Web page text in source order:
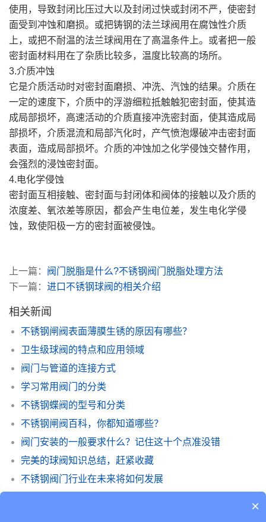
使用，导致封闭比压过大以及封闭过快或封闭不严，使密封
面受到冲蚀和磨损。或把铸钢的法兰球阀用在腐蚀性介质
上，或把不耐温的法兰球阀用在了高温条件上。或者把一般
密封面材料用在了杂质比较多，温度比较高的场所。
3.介质冲蚀
它是介质活动时对密封面磨损、冲洗、汽蚀的结果。介质在
一定的速度下，介质中的浮游细粒抵触触犯密封面，使其造
成局部损坏，高速活动的介质直接冲洗密封面，使其造成局
部损坏，介质混流和局部汽化时，产气愤泡爆破冲击密封面
表面，造成局部损坏。介质的冲蚀加之化学侵蚀交替作用，
会强烈的浸蚀密封面。
4.电化学侵蚀
密封面互相接触、密封面与封闭体和阀体的接触以及介质的
浓度差、氧浓差等原因，都会产生电位差，发生电化学侵
蚀，致使阳极一方的密封面被侵蚀。
上一篇： 阀门脱脂是什么?不锈钢阀门脱脂处理方法
下一篇： 进口不锈钢球阀的相关介绍
相关新闻
不锈钢闸阀表面薄膜生锈的原因有哪些？
卫生级球阀的特点和应用领域
阀门与管道的连接方式
学习常用阀门的分类
不锈钢蝶阀的型号和分类
不锈钢闸阀百科，你都知道哪些？
阀门安装的一般要求什么？记住这十个点准没错
完美的球阀知识总结，赶紧收藏
不锈钢阀门行业在未来将如何发展
×